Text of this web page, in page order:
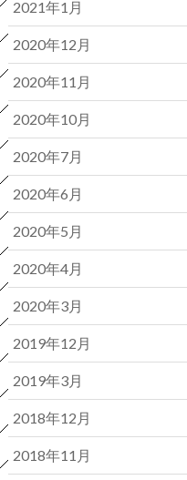
2021年1月
2020年12月
2020年11月
2020年10月
2020年7月
2020年6月
2020年5月
2020年4月
2020年3月
2019年12月
2019年3月
2018年12月
2018年11月